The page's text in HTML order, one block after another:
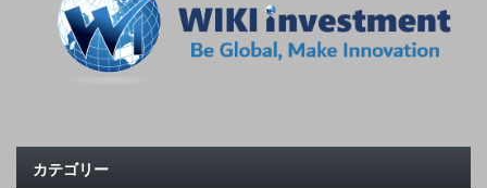
カテゴリー